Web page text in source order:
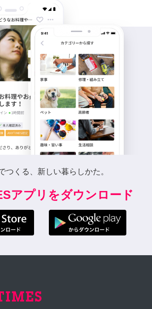
つくる、新しい暮らしかた。
アプリをダウンロード